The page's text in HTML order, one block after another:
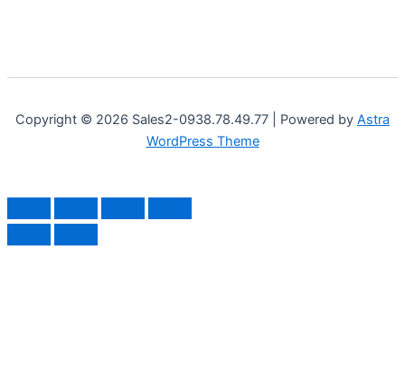
Copyright © 2026 Sales2-0938.78.49.77 | Powered by Astra
WordPress Theme